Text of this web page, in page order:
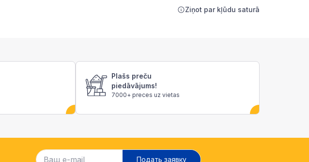
Ziņot par kļūdu saturā
Plašs preču
piedāvājums!
7000+ preces uz vietas
Подать заявку